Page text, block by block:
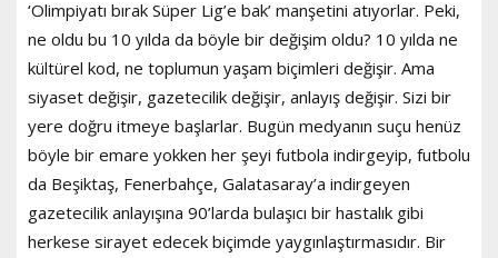
‘Olimpiyatı bırak Süper Lig’e bak’ manşetini atıyorlar. Peki,
ne oldu bu 10 yılda da böyle bir değişim oldu? 10 yılda ne
kültürel kod, ne toplumun yaşam biçimleri değişir. Ama
siyaset değişir, gazetecilik değişir, anlayış değişir. Sizi bir
yere doğru itmeye başlarlar. Bugün medyanın suçu henüz
böyle bir emare yokken her şeyi futbola indirgeyip, futbolu
da Beşiktaş, Fenerbahçe, Galatasaray’a indirgeyen
gazetecilik anlayışına 90’larda bulaşıcı bir hastalık gibi
herkese sirayet edecek biçimde yaygınlaştırmasıdır. Bir